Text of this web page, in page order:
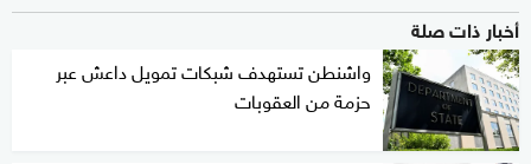
أخبار ذات صلة
واشنطن تستهدف شبكات تمويل داعش عبر
حزمة من العقوبات